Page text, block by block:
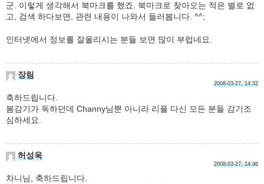
군. 이렇게 생각해서 북마크를 했죠. 북마크로 찾아오는 적은 별로 없
고, 검색 하다보면, 관련 내용이 나와서 들러봅니다. ^^;
인터넷에서 정보를 잘올리시는 분들 보면 많이 부럽네요.
장림
2008-03-27, 14:32
축하드립니다.
봄감기가 독하던데 Channy님뿐 아니라 리플 다신 모든 분들 감기조
심하세요.
허성욱
2008-03-27, 14:46
차니님, 축하드립니다.